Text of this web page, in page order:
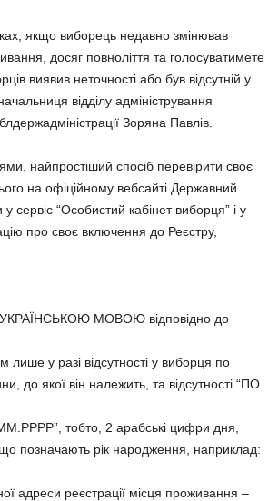
якщо виборець недавно змінював
досяг повноліття та голосуватимете
виявив неточності або був відсутній у
відділу адміністрування
Зоряна Павлів.
найпростіший спосіб перевірити своє
на офіційному вебсайті Державний
сервіс “Особистий кабінет виборця” і у
про своє включення до Реєстру,
УКРАЇНСЬКОЮ МОВОЮ відповідно до
у разі відсутності у виборця по
до якої він належить, та відсутності “ПО
тобто, 2 арабські цифри дня,
позначають рік народження, наприклад:
адреси реєстрації місця проживання –